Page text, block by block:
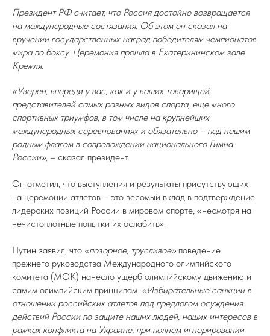
Президент РФ считает, что Россия достойно возвращается
на международные состязания. Об этом он сказал на
вручении государственных наград победителям чемпионатов
мира по боксу. Церемония прошла в Екатерининском зале
Кремля.
«Уверен, впереди у вас, как и у ваших товарищей,
представителей самых разных видов спорта, еще много
спортивных триумфов, в том числе на крупнейших
международных соревнованиях и обязательно – под нашим
родным флагом в сопровождении национального Гимна
России», – сказал президент.
Он отметил, что выступления и результаты присутствующих
на церемонии атлетов – это весомый вклад в подтверждение
лидерских позиций России в мировом спорте, «несмотря на
нечистоплотные попытки их ослабить».
Путин заявил, что «позорное, трусливое» поведение
прежнего руководства Международного олимпийского
комитета (МОК) нанесло ущерб олимпийскому движению и
самим олимпийским принципам. «Избирательные санкции в
отношении российских атлетов под предлогом осуждения
действий России по защите наших людей, наших интересов в
рамках конфликта на Украине, при полном игнорировании